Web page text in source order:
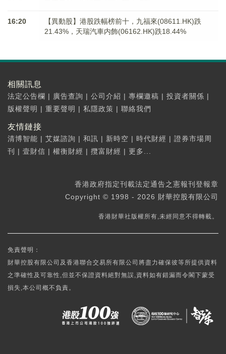
16:20
【異動股】港股跌幅榜前十，九福來(08611.HK)跌
21.43%，天瑞汽車内飾(06162.HK)跌18.44%
相關訊息
法定公告欄 | 廣告查詢 | 公司介紹 | 專欄邀稿 | 投資者關係 |
版權聲明 | 重要聲明 | 私隱政策 | 聯絡我們
友情鏈接
清博智能 | 艾媒諮詢 | 和訊 | 新時空 | 時代財經 | 證券市場周
刊
| 壹財信 | 權衡財經 | 攬富財經 | 更多...
香港政府指定刊載法定通告之憲報刊登報章
Copyright © 1998 - 2026 財華控股有限公司
香港財華社版權所有,未經同意不得轉載。
免責聲明：
財華控股有限公司及香港聯合交易所有限公司將盡力確保彼等所提供資料
之準確性及可靠性,但並不保證資料絕對無誤,資料如有錯漏而令閣下蒙受
損失,本公司概不負責。